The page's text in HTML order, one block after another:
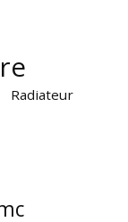
Radiateur